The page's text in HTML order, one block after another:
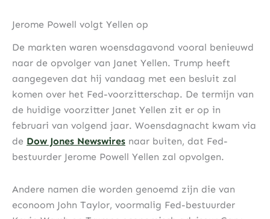
Jerome Powell volgt Yellen op
De markten waren woensdagavond vooral benieuwd
naar de opvolger van Janet Yellen. Trump heeft
aangegeven dat hij vandaag met een besluit zal
komen over het Fed-voorzitterschap. De termijn van
de huidige voorzitter Janet Yellen zit er op in
februari van volgend jaar. Woensdagnacht kwam via
de Dow Jones Newswires naar buiten, dat Fed-
bestuurder Jerome Powell Yellen zal opvolgen.
Andere namen die worden genoemd zijn die van
econoom John Taylor, voormalig Fed-bestuurder